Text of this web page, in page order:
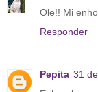
Ole!! Mi
Responder
Pepita 31